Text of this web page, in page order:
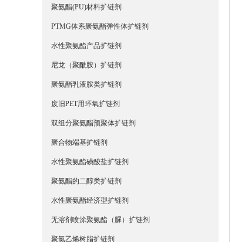
聚氨酯(PU)材料扩链剂
PTMG体系聚氨酯弹性体扩链剂
水性聚氨酯产品扩链剂
尼龙（聚酰胺）扩链剂
聚氨酯乳液胺类扩链剂
废旧PET用环氧扩链剂
双组分聚氨酯预聚体扩链剂
聚合物端基扩链剂
水性聚氨酯磺酸盐扩链剂
聚氨酯的二醇类扩链剂
水性聚氨酯经济型扩链剂
无溶剂喷涂聚氨酯（脲）扩链剂
聚氯乙烯树脂扩链剂